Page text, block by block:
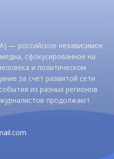
— российское независимое
сфокусированное на
и политическом
за счет развитой сети
из разных регионов
продолжают